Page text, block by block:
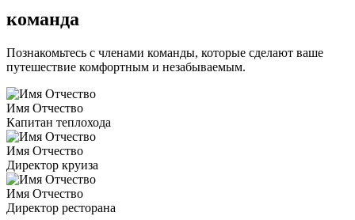
команда
Познакомьтесь с членами команды, которые сделают ваше
путешествие комфортным и незабываемым.
Имя Отчество
Капитан теплохода
Имя Отчество
Директор круиза
Имя Отчество
Директор ресторана